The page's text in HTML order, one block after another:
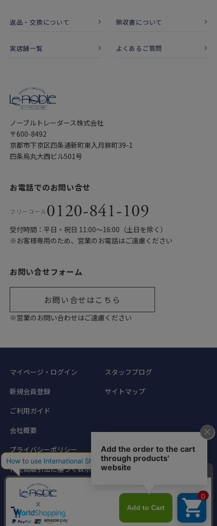
返品・交換について 領収書について
実店舗一覧 よくあるご質問
ノーブルトレーダース株式会社
〒600-8492
京都市下京区四条通新町東入月鉾町39-1
四条烏丸大西ビル501号
お電話でのお問い合せ
フリーコール0120-841-109
受付時間：平日・祝日 11:00〜16:00（土日を除く）
※お客様専用のため、営業のお電話はご遠慮ください
お問い合せフォーム
お問い合せはこちら
※営業のお問い合わせはご遠慮ください
マイページ・ログイン
新規会員登録
ご利用ガイド
会社概要
プライバシーポリシー
特定商取引法に基づく表示
スタッフブログ
サイトマップ